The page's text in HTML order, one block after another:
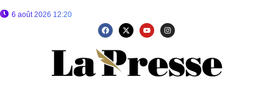
6 août 2026 12:20